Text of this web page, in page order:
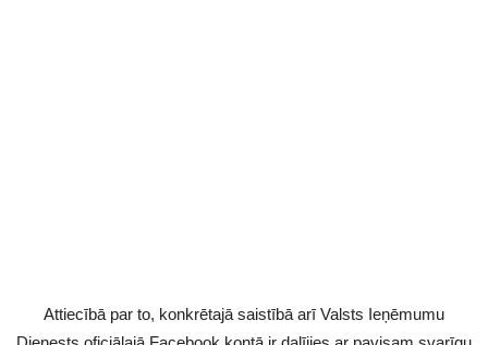
Attiecībā par to, konkrētajā saistībā arī Valsts Ieņēmumu